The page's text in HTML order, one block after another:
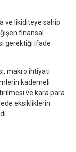
ve likiditeye sahip
finansal
gerektiği ifade
makro ihtiyati
kademeli
ve kara para
eksikliklerin